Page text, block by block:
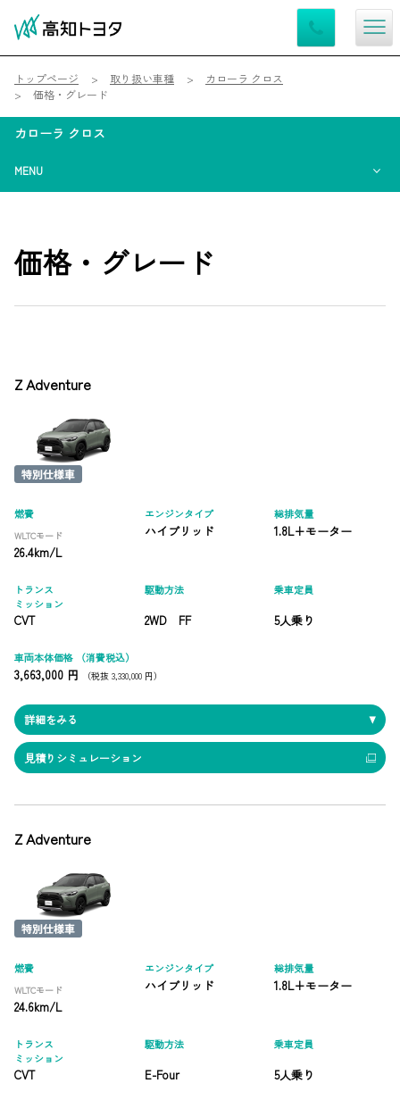
トップページ 取り扱い車種
カローラ クロス
価格・グレード
カローラ クロス
MENU
価格・グレード
Z Adventure
燃費
WLTCモード
26.4km/L
エンジンタイプ
ハイブリッド
総排気量
1.8L+モーター
トランス
ミッション
CVT
駆動方法
2WD FF
乗車定員
5人乗り
車両本体価格 （消費税込）
3,663,000 円 （税抜 3,330,000 円）
詳細をみる
見積りシミュレーション
Z Adventure
燃費
WLTCモード
24.6km/L
エンジンタイプ
ハイブリッド
総排気量
1.8L+モーター
トランス
ミッション
CVT
駆動方法
E-Four
乗車定員
5人乗り